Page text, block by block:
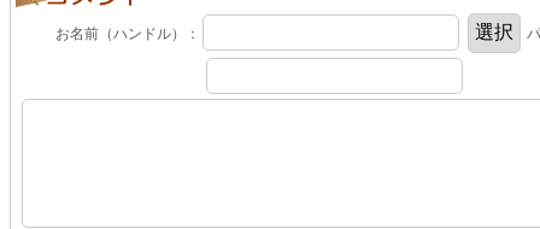
お名前（ハンドル）：